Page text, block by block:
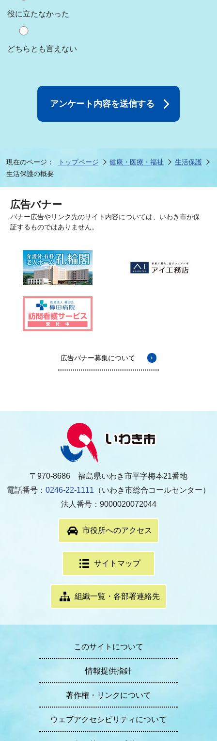
役に立たなかった
どちらとも言えない
現在のページ： トップページ 健康・医療・福祉
生活保護
生活保護の概要
広告バナー
バナー広告やリンク先のサイト内容については、いわき市が保
証するものではありません。
広告バナー募集について
〒970-8686 福島県いわき市平字梅本21番地
電話番号： 0246-22-1111 （いわき市総合コールセンター）
法人番号：9000020072044
市役所へのアクセス
サイトマップ
組織一覧・各部署連絡先
このサイトについて
情報提供指針
著作権・リンクについて
ウェブアクセシビリティについて